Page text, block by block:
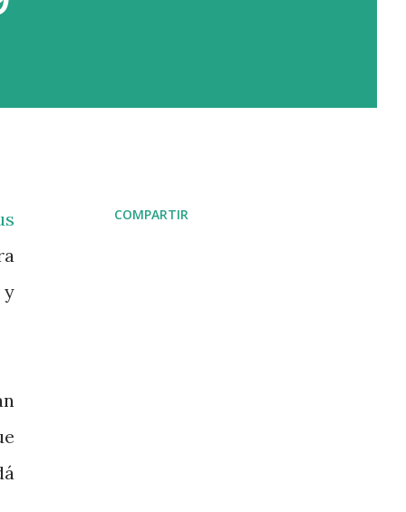
y
COMPARTIR